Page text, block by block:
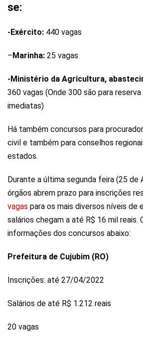
se:
-Exército: 440 vagas
–Marinha: 25 vagas
-Ministério da Agricultura,
360 vagas (Onde 300 são para
imediatas)
Há também concursos para
civil e também para conselhos
estados.
Durante a última segunda feira (25 de
órgãos abrem prazo para inscrições
vagas para os mais diversos níveis de
salários chegam a até R$ 16 mil reais.
informações dos concursos abaixo:
Prefeitura de Cujubim (RO)
Inscrições: até 27/04/2022
Salários de até R$ 1.212 reais
20 vagas